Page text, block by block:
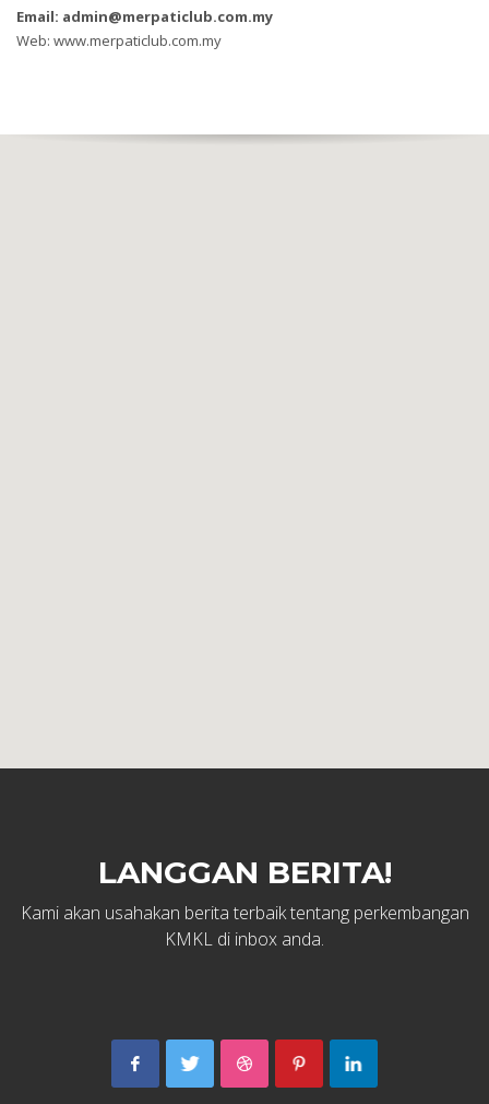
Email: admin@merpaticlub.com.my
Web: www.merpaticlub.com.my
LANGGAN BERITA!
Kami akan usahakan berita terbaik tentang perkembangan
KMKL di inbox anda.